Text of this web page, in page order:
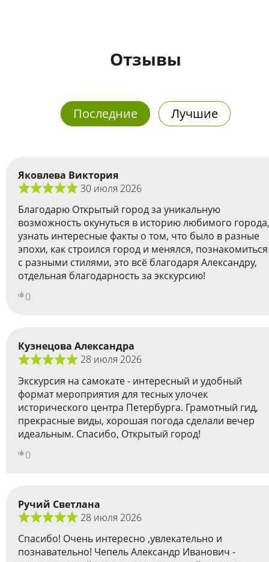
Отзывы
Последние Лучшие
Яковлева Виктория
30 июля 2026
Благодарю Открытый город за уникальную
возможность окунуться в историю любимого города,
узнать интересные факты о том, что было в разные
эпохи, как строился город и менялся, познакомиться
с разными стилями, это всё благодаря Александру,
отдельная благодарность за экскурсию!
0
Кузнецова Александра
28 июля 2026
Экскурсия на самокате - интересный и удобный
формат мероприятия для тесных улочек
исторического центра Петербурга. Грамотный гид,
прекрасные виды, хорошая погода сделали вечер
идеальным. Спасибо, Открытый город!
0
Ручий Светлана
28 июля 2026
Спасибо! Очень интересно ,увлекательно и
познавательно! Чепель Александр Иванович -